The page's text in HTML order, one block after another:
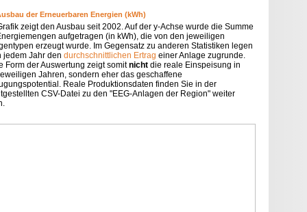
der Erneuerbaren Energien (kWh)
zeigt den Ausbau seit 2002. Auf der y-Achse wurde die Summe
aufgetragen (in kWh), die von den jeweiligen
erzeugt wurde. Im Gegensatz zu anderen Statistiken legen
jedem Jahr den durchschnittlichen Ertrag einer Anlage zugrunde.
Form der Auswertung zeigt somitnicht die reale Einspeisung in
Jahren, sondern eher das geschaffene
Reale Produktionsdaten finden Sie in der
CSV-Datei zu den "EEG-Anlagen der Region" weiter